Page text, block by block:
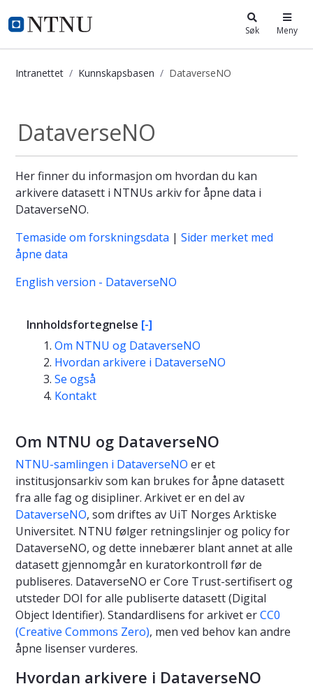
i.ntnu.no Søk Meny
Intranettet Kunnskapsbasen DataverseNO
DataverseNO
Her finner du informasjon om hvordan du kan
arkivere datasett i NTNUs arkiv for åpne data i
DataverseNO.
Temaside om forskningsdata | Sider merket med
åpne data
English version - DataverseNO
Innholdsfortegnelse [-]
Om NTNU og DataverseNO
Hvordan arkivere i DataverseNO
Se også
Kontakt
Om NTNU og DataverseNO
NTNU-samlingen i DataverseNO er et
institusjonsarkiv som kan brukes for åpne datasett
fra alle fag og disipliner. Arkivet er en del av
DataverseNO, som driftes av UiT Norges Arktiske
Universitet. NTNU følger retningslinjer og policy for
DataverseNO, og dette innebærer blant annet at alle
datasett gjennomgår en kuratorkontroll før de
publiseres. DataverseNO er Core Trust-sertifisert og
utsteder DOI for alle publiserte datasett (Digital
Object Identifier). Standardlisens for arkivet erCC0
(Creative Commons Zero), men ved behov kan andre
åpne lisenser vurderes.
Hvordan arkivere i DataverseNO